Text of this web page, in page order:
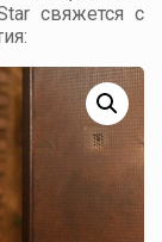
свяжется с